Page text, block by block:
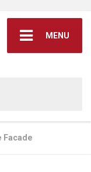
MENU
Facade